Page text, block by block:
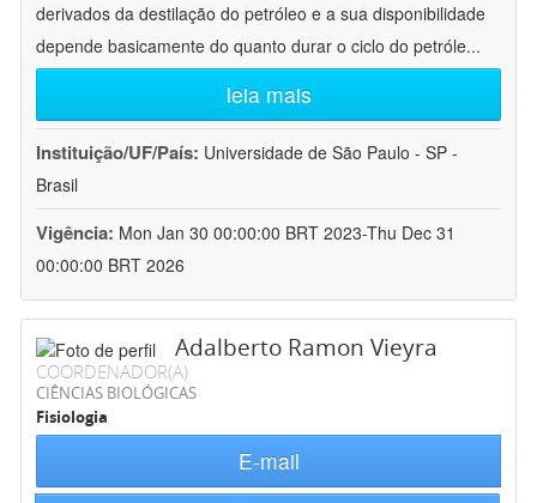
derivados da destilação do petróleo e a sua disponibilidade
depende basicamente do quanto durar o ciclo do petróle...
leia mais
Instituição/UF/País: Universidade de São Paulo - SP -
Brasil
Vigência: Mon Jan 30 00:00:00 BRT 2023-Thu Dec 31
00:00:00 BRT 2026
Adalberto Ramon Vieyra
COORDENADOR(A)
CIÊNCIAS BIOLÓGICAS
Fisiologia
E-mail